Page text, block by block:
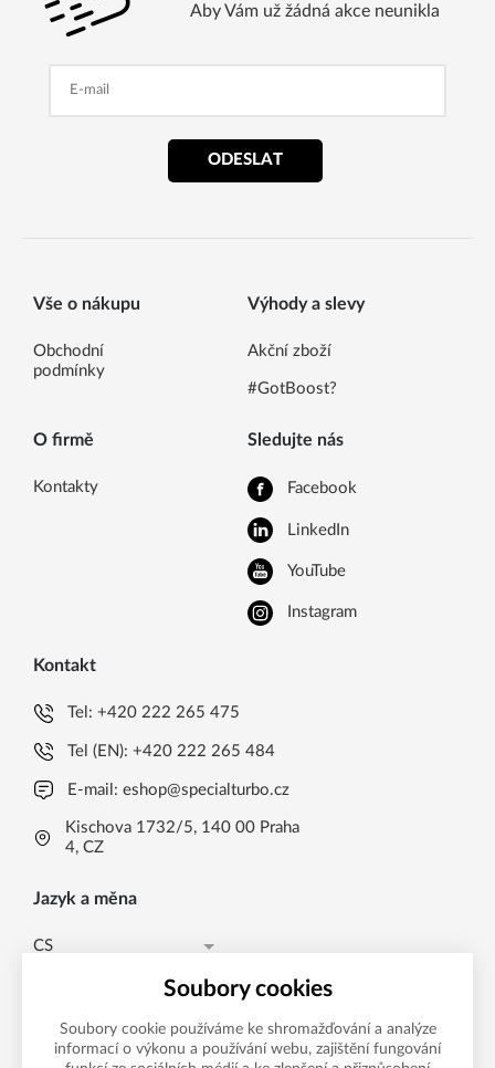
Aby Vám už žádná akce neunikla
ODESLAT
Vše o nákupu
Obchodní
podmínky
Výhody a slevy
Akční zboží
#GotBoost?
O firmě
Kontakty
Sledujte nás
Facebook
LinkedIn
YouTube
Instagram
Kontakt
Tel:+420 222 265 475
Tel (EN):+420 222 265 484
E-mail:eshop@specialturbo.cz
Kischova 1732/5, 140 00 Praha
4, CZ
Jazyk a měna
CS
EN
Česká koruna CZK (Kč)
Česká koruna CZK (Kč)
EUR (EUR)
Možnosti platby
Soubory cookies
Soubory cookie používáme ke shromažďování a analýze
informací o výkonu a používání webu, zajištění fungování